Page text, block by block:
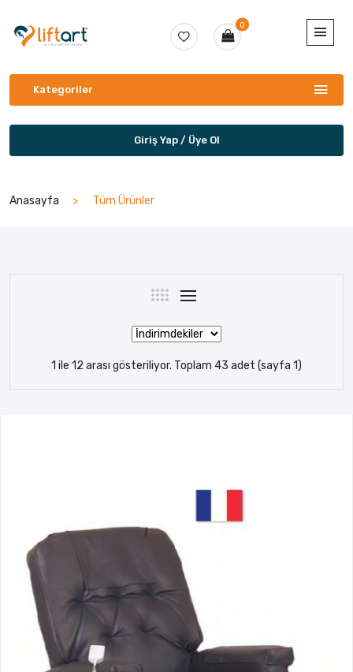
0
Kategoriler
Giriş Yap / Üye Ol
Anasayfa Tüm Ürünler
1 ile 12 arası gösteriliyor. Toplam 43 adet (sayfa 1)